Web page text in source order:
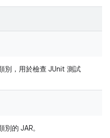
別，用於檢查 JUnit 測試
的 JAR。